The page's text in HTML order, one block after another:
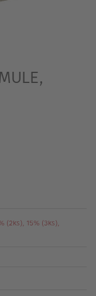
(2ks), 15% (3ks),